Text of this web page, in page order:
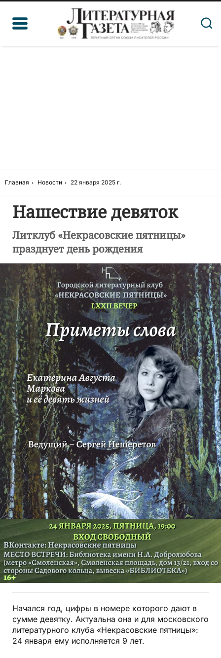
Главная Новости 22 января 2025 г.
Нашествие девяток
Литклуб «Некрасовские пятницы»
празднует день рождения
Начался год, цифры в номере которого дают в
сумме девятку. Актуальна она и для московского
литературного клуба «Некрасовские пятницы»:
24 января ему исполняется 9 лет.